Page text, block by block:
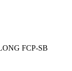
FCP-SВ